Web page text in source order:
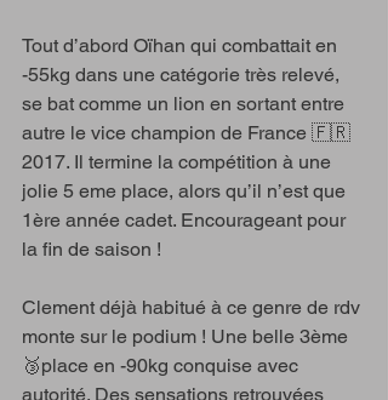
Tout d’abord Oïhan qui combattait en
-55kg dans une catégorie très relevé,
se bat comme un lion en sortant entre
autre le vice champion de France 🇫🇷
2017. Il termine la compétition à une
jolie 5 eme place, alors qu’il n’est que
1ère année cadet. Encourageant pour
la fin de saison !
Clement déjà habitué à ce genre de rdv
monte sur le podium ! Une belle 3ème
🥉place en -90kg conquise avec
autorité. Des sensations retrouvées